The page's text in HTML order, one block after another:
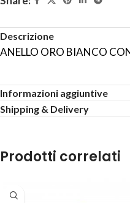
Descrizione
ANELLO ORO BIANCO
Informazioni aggiuntive
Shipping & Delivery
Prodotti correlati